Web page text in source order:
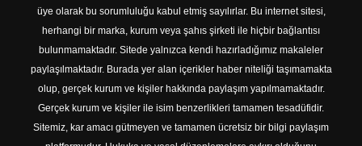
üye olarak bu sorumluluğu kabul etmiş sayılırlar. Bu internet sitesi,
herhangi bir marka, kurum veya şahıs şirketi ile hiçbir bağlantısı
bulunmamaktadır. Sitede yalnızca kendi hazırladığımız makaleler
paylaşılmaktadır. Burada yer alan içerikler haber niteliği taşımamakta
olup, gerçek kurum ve kişiler hakkında paylaşım yapılmamaktadır.
Gerçek kurum ve kişiler ile isim benzerlikleri tamamen tesadüfidir.
Sitemiz, kar amacı gütmeyen ve tamamen ücretsiz bir bilgi paylaşım